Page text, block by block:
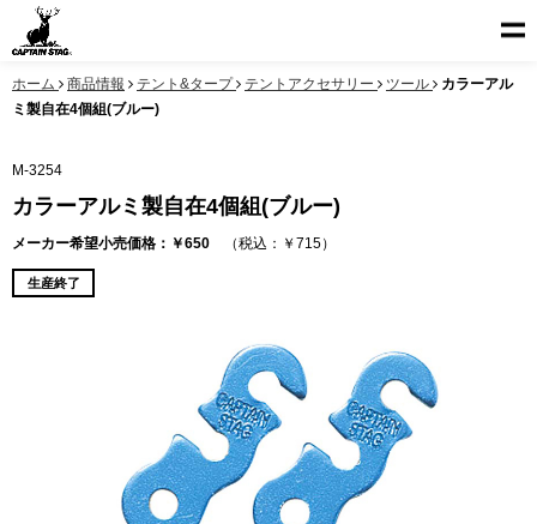
ホーム 商品情報 テント&タープ テントアクセサリー ツール
カラーアル
ミ製自在4個組(ブルー)
M-3254
カラーアルミ製自在4個組(ブルー)
メーカー希望小売価格：￥650 （税込：￥715）
生産終了